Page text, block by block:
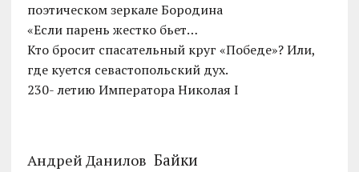
поэтическом зеркале Бородина
«Если парень жестко бьет…
Кто бросит спасательный круг «Победе»? Или,
где куется севастопольский дух.
230- летию Императора Николая I
Андрей Данилов Байки